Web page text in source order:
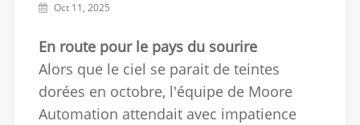
Oct 11, 2025
En route pour le pays du sourire
Alors que le ciel se parait de teintes
dorées en octobre, l'équipe de Moore
Automation attendait avec impatience